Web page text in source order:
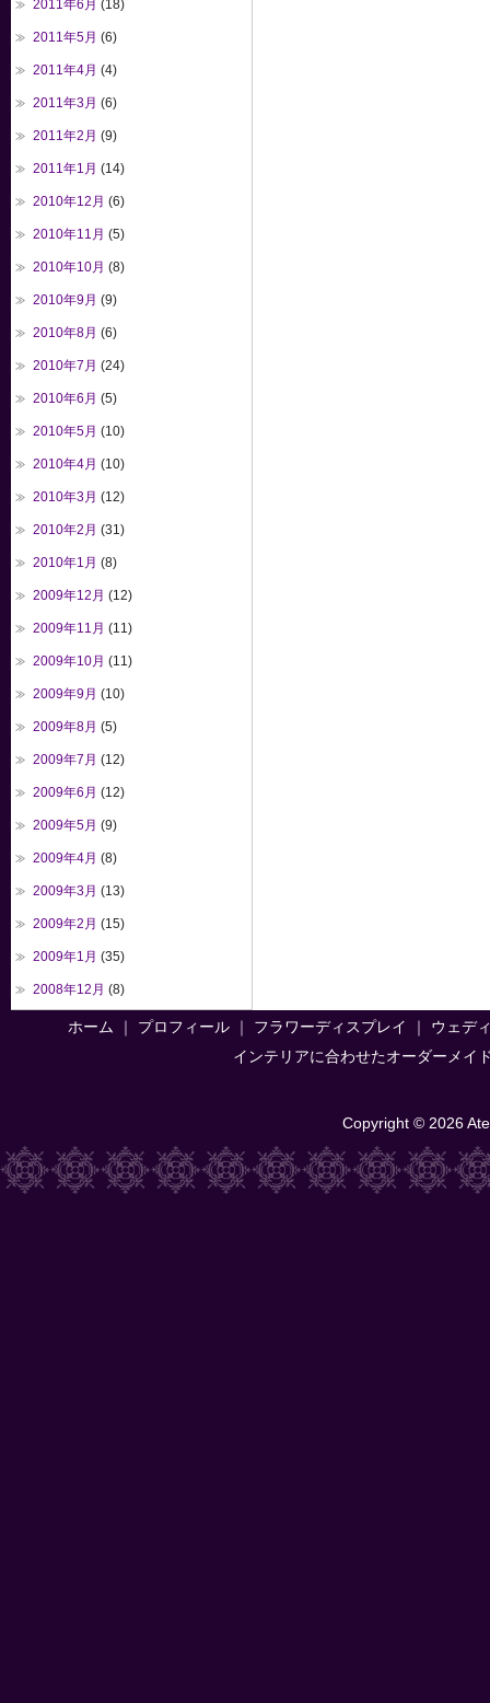
2011年6月 (18)
2011年5月 (6)
2011年4月 (4)
2011年3月 (6)
2011年2月 (9)
2011年1月 (14)
2010年12月 (6)
2010年11月 (5)
2010年10月 (8)
2010年9月 (9)
2010年8月 (6)
2010年7月 (24)
2010年6月 (5)
2010年5月 (10)
2010年4月 (10)
2010年3月 (12)
2010年2月 (31)
2010年1月 (8)
2009年12月 (12)
2009年11月 (11)
2009年10月 (11)
2009年9月 (10)
2009年8月 (5)
2009年7月 (12)
2009年6月 (12)
2009年5月 (9)
2009年4月 (8)
2009年3月 (13)
2009年2月 (15)
2009年1月 (35)
2008年12月 (8)
ホーム プロフィール フラワーディスプレイ
ウェデ
インテリアに合わせたオーダーメイ
Copyright © 2026